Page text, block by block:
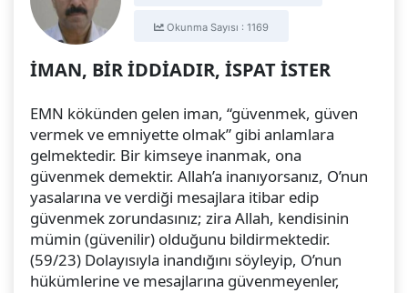
Okunma Sayısı : 1169
İMAN, BİR İDDİADIR, İSPAT İSTER
EMN kökünden gelen iman, “güvenmek, güven
vermek ve emniyette olmak” gibi anlamlara
gelmektedir. Bir kimseye inanmak, ona
güvenmek demektir. Allah’a inanıyorsanız, O’nun
yasalarına ve verdiği mesajlara itibar edip
güvenmek zorundasınız; zira Allah, kendisinin
mümin (güvenilir) olduğunu bildirmektedir.
(59/23) Dolayısıyla inandığını söyleyip, O’nun
hükümlerine ve mesajlarına güvenmeyenler,